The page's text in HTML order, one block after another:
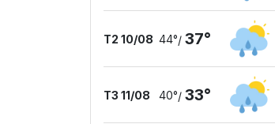
T2 10/08 44°/ 37°
T3 11/08 40°/ 33°